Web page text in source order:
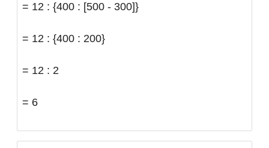
= 12 : {400 : [500 - 300]}
= 12 : {400 : 200}
= 12 : 2
= 6